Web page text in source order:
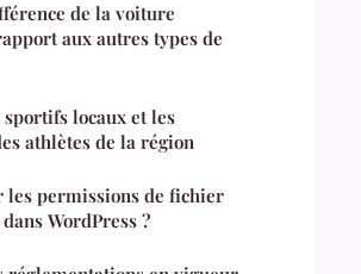
de la voiture
aux autres types de
locaux et les
athlètes de la région
les permissions de fichier
WordPress ?